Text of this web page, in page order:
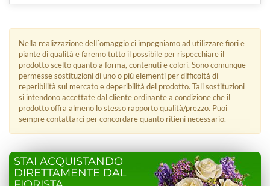
Nella realizzazione dell´omaggio ci impegniamo ad utilizzare fiori e
piante di qualità e faremo tutto il possibile per rispecchiare il
prodotto scelto quanto a forma, contenuti e colori. Sono comunque
permesse sostituzioni di uno o più elementi per difficoltà di
reperibilità sul mercato e deperibilità del prodotto. Tali sostituzioni
si intendono accettate dal cliente ordinante a condizione che il
prodotto offra almeno lo stesso rapporto qualità/prezzo. Puoi
sempre contattarci per concordare quanto ritieni necessario.
STAI ACQUISTANDO
DIRETTAMENTE DAL